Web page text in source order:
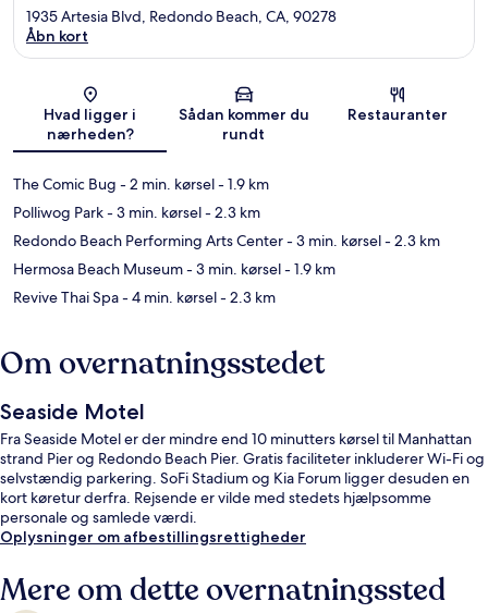
Kort
1935 Artesia Blvd, Redondo Beach, CA, 90278
Åbn kort
Hvad ligger i
nærheden?
Sådan kommer du
rundt
Restauranter
The Comic Bug - 2 min. kørsel- 1.9 km
Polliwog Park- 3 min. kørsel- 2.3 km
Redondo Beach Performing Arts Center- 3 min. kørsel- 2.3 km
Hermosa Beach Museum- 3 min. kørsel- 1.9 km
Revive Thai Spa- 4 min. kørsel- 2.3 km
Om overnatningsstedet
Seaside Motel
Fra Seaside Motel er der mindre end 10 minutters kørsel til Manhattan
strand Pier og Redondo Beach Pier. Gratis faciliteter inkluderer Wi-Fi og
selvstændig parkering. SoFi Stadium og Kia Forum ligger desuden en
kort køretur derfra. Rejsende er vilde med stedets hjælpsomme
personale og samlede værdi.
Oplysninger om afbestillingsrettigheder
Mere om dette overnatningssted